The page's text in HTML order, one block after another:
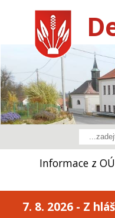
Informace z OÚ
7. 8. 2026 - Z